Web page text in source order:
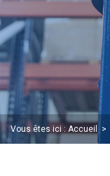
Vous êtes ici :Accueil